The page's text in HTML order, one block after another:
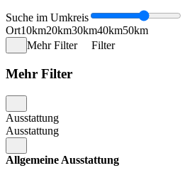
Suche im Umkreis
Ort10km20km30km40km50km
Mehr Filter
Filter
Mehr Filter
Ausstattung
Ausstattung
Allgemeine Ausstattung